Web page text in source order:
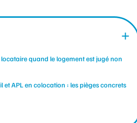
locataire quand le logement est jugé non
et APL en colocation : les pièges concrets